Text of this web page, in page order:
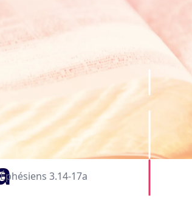
Éphésiens 3.14-17a